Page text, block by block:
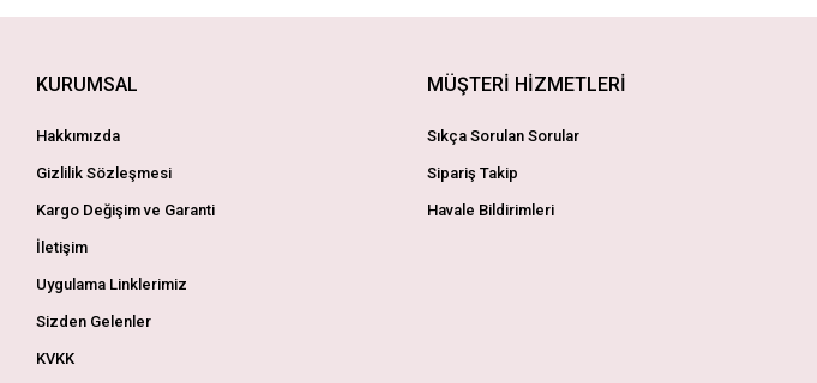
KURUMSAL
Hakkımızda
Gizlilik Sözleşmesi
Kargo Değişim ve Garanti
İletişim
Uygulama Linklerimiz
Sizden Gelenler
KVKK
MÜŞTERİ HİZMETLERİ
Sıkça Sorulan Sorular
Sipariş Takip
Havale Bildirimleri